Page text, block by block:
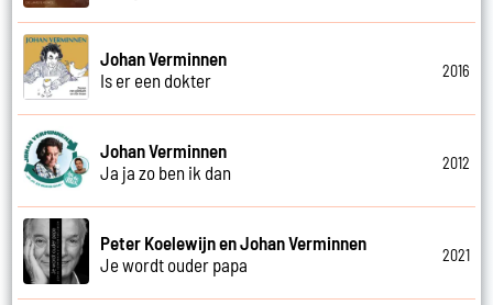
Johan Verminnen
Is er een dokter
2016
Johan Verminnen
Ja ja zo ben ik dan
2012
Peter Koelewijn en Johan Verminnen
Je wordt ouder papa
2021